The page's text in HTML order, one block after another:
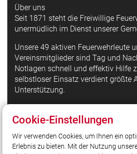
Über uns
Seit 1871 steht die Freiwillige
unermüdlich im Dienst unserer
Unsere 49 aktiven Feuerwehrleute
Vereinsmitglieder sind Tag und
Notlagen schnell und effektiv Hilfe
selbstloser Einsatz verdient größte
Unterstützung.
Quicklinks
LFV Bayern
Quicklink intern
Cookie-Einstellungen
Wir verwenden Cookies, um Ihnen ein
Erlebnis zu bieten. Mit der Nutzung